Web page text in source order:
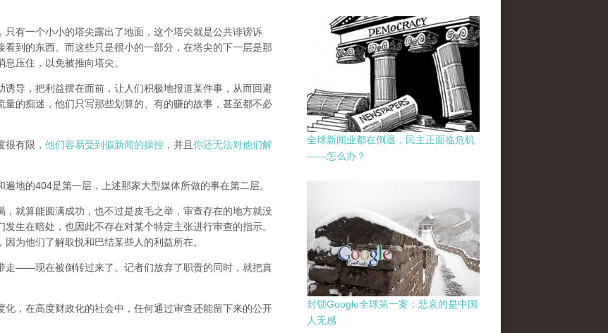
有一个小小的塔尖露出了地面，这个塔尖就是公共诽谤诉
到的东西。而这些只是很小的一部分，在塔尖的下一层是那
压住，以免被推向塔尖。
导，把利益摆在面前，让人们积极地报道某件事，从而回避
的痴迷，他们只写那些划算的、有的赚的故事，甚至都不必
有限， 他们容易受到假新闻的操控 ，并且 你还无法对他们解
地的404是第一层，上述那家大型媒体所做的事在第二层。
就算能圆满成功，也不过是皮毛之举，审查存在的地方就没
生在暗处，也因此不存在对某个特定主张进行审查的指示。
为他们了解取悦和巴结某些人的利益所在。
——现在被倒转过来了。记者们放弃了职责的同时，就把真
，在高度财政化的社会中，任何通过审查还能留下来的公开
全球新闻业都在倒退，民主正面临危机
——怎么办？
封锁Google全球第一案：悲哀的是中国
人无感